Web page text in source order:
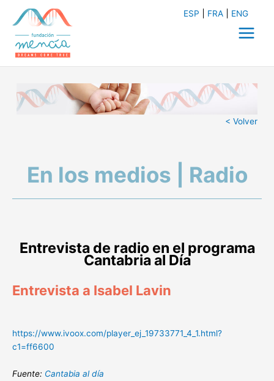
contenido
ESP FRA ENG
Main
Menu
< Volver
En los medios | Radio
Entrevista de radio en el programa
Cantabria al Día
Entrevista a Isabel Lavin
https://www.ivoox.com/player_ej_19733771_4_1.html?
c1=ff6600
Fuente: Cantabia al día